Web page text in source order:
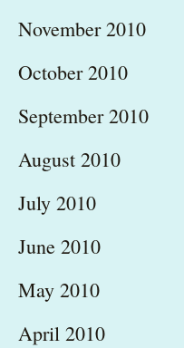
November 2010
October 2010
September 2010
August 2010
July 2010
June 2010
May 2010
April 2010